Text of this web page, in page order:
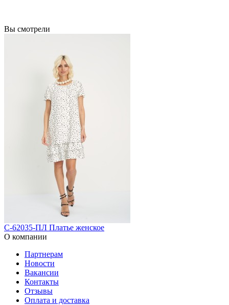
Вы смотрели
С-62035-ПЛ Платье женское
О компании
Партнерам
Новости
Вакансии
Контакты
Отзывы
Оплата и доставка